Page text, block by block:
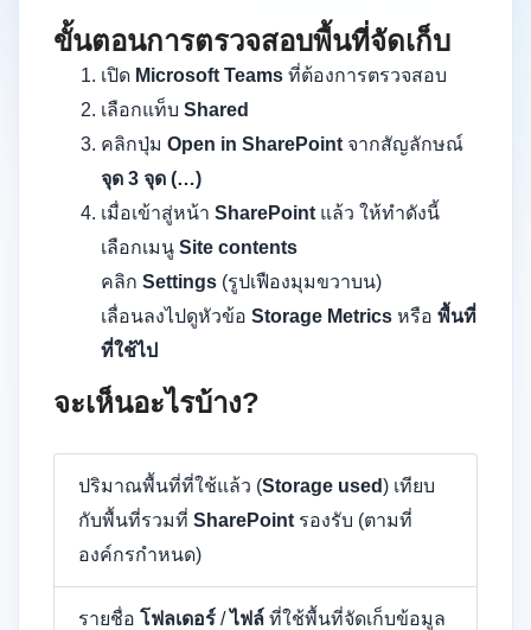
ขั้นตอนการตรวจสอบพื้นที่จัดเก็บ
เปิด Microsoft Teams ที่ต้องการตรวจสอบ
เลือกแท็บ Shared
คลิกปุ่ม Open in SharePoint จากสัญลักษณ์
จุด 3 จุด (…)
เมื่อเข้าสู่หน้า SharePoint แล้ว ให้ทำดังนี้
เลือกเมนู Site contents
คลิก Settings (รูปเฟืองมุมขวาบน)
เลื่อนลงไปดูหัวข้อ Storage Metrics หรือ พื้นที่
ที่ใช้ไป
จะเห็นอะไรบ้าง?
ปริมาณพื้นที่ที่ใช้แล้ว (Storage used) เทียบ
กับพื้นที่รวมที่ SharePoint รองรับ (ตามที่
องค์กรกำหนด)
รายชื่อ โฟลเดอร์ /ไฟล์ ที่ใช้พื้นที่จัดเก็บข้อมูล